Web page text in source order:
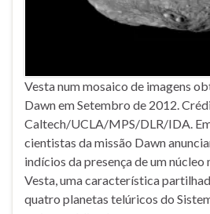
Vesta num mosaico de imagens
Dawn em Setembro de 2012.
Caltech/UCLA/MPS/DLR/IDA.
cientistas da missão Dawn
indícios da presença de um
Vesta, uma característica
quatro planetas telúricos do